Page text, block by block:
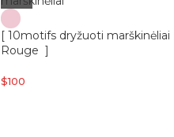
[ 10motifs dryžuoti marškinėliai
Rouge ]
$100